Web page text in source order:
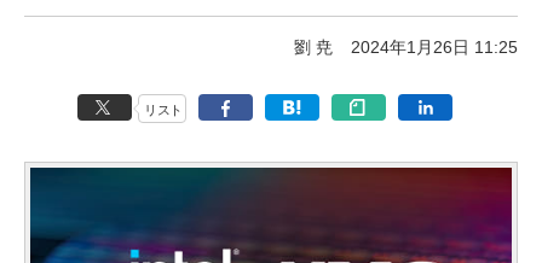
劉 尭 2024年1月26日 11:25
リスト